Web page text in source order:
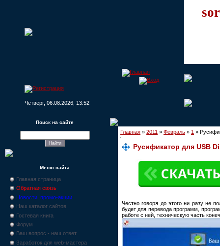
Четверг, 06.08.2026, 13:52
Поиск на сайте
Меню сайта
Главная страница
Обратная связь
Новости, промо-акции
Наш каталог сайтов
Гостевая книга
Форум
Ваш вопрос - наш ответ
Заработок для web-мастера
Главная » 2011 » Февраль » 1 »
Русификатор для USB
Честно говоря до этого ни разу не
будет для перевода программ,
работе с ней, техническую часть